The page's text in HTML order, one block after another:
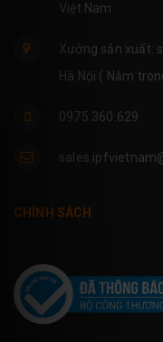
Việt Nam
Xưởng sản xuất:
Hà Nội ( Nằm
0975.360.629
CHÍNH SÁCH